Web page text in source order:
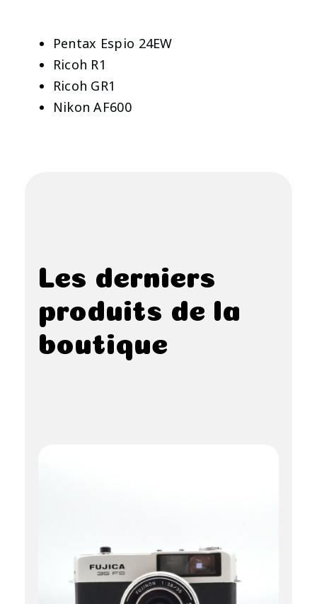
Pentax Espio 24EW
Ricoh R1
Ricoh GR1
Nikon AF600
Les derniers
produits de la
boutique